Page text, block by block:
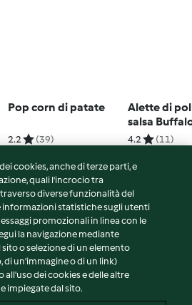
Pop corn di patate
2.2 (39)
Alette di
salsa
4.2 (11)
cookies, anche di terze parti, e
quali l’incrocio tra
diverse funzionalità del
informazioni statistiche sugli utenti
promozionali in linea con le
la navigazione mediante
sito o selezione di un elemento
di un'immagine o di un link)
dei cookies e delle altre
impiegate dal sito.